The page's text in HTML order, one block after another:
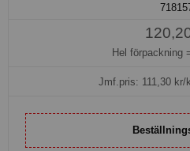
Hel förpackning
Jmf.pris: 111,30kr/